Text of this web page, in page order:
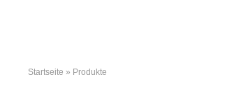
Startseite » Produkte